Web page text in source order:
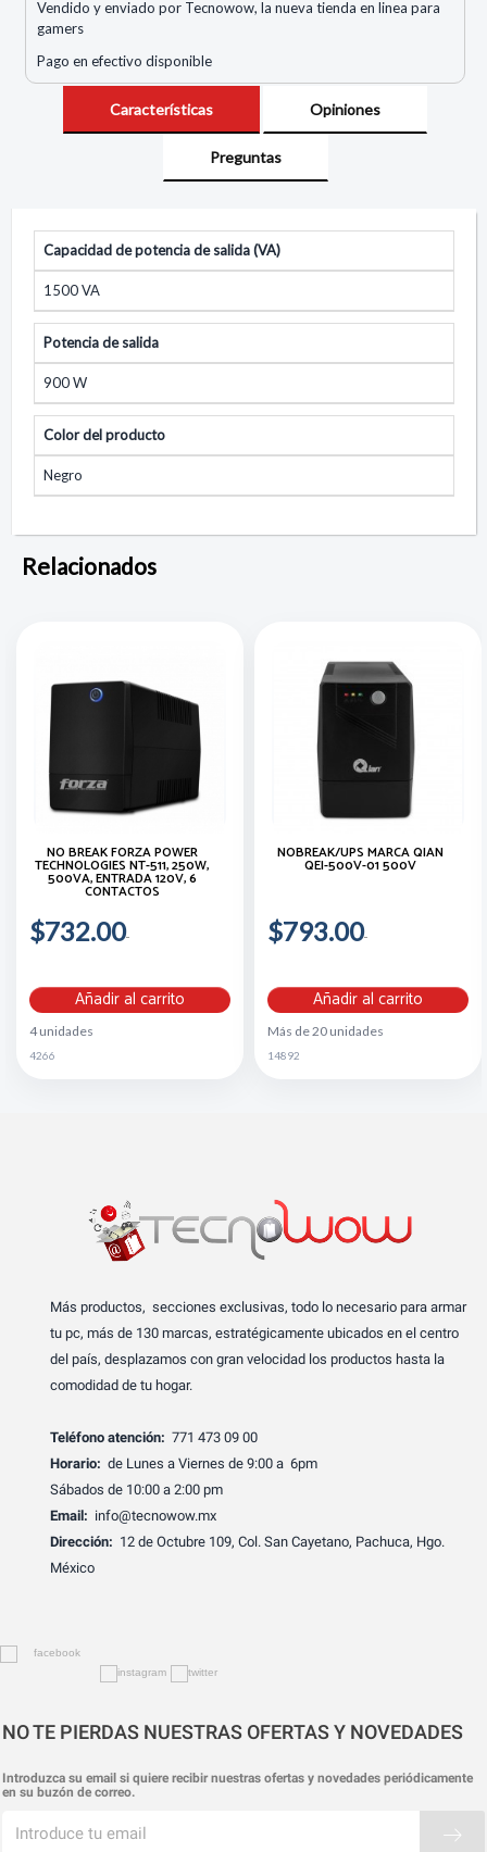
Vendido y enviado por Tecnowow, la nueva tienda en linea para
gamers
Pago en efectivo disponible
Características Opiniones
Preguntas
Capacidad de potencia de salida (VA)
1500 VA
Potencia de salida
900 W
Color del producto
Negro
Relacionados
NO BREAK FORZA POWER
TECHNOLOGIES NT-511, 250W,
500VA, ENTRADA 120V, 6
CONTACTOS
$732.00
Añadir al carrito
4 unidades
4266
NOBREAK/UPS MARCA QIAN
QEI-500V-01 500V
$793.00
Añadir al carrito
Más de 20 unidades
14892
Más productos, secciones exclusivas, todo lo necesario para armar
tu pc, más de 130 marcas, estratégicamente ubicados en el centro
del país, desplazamos con gran velocidad los productos hasta la
comodidad de tu hogar.
Teléfono atención: 771 473 09 00
Horario: de Lunes a Viernes de 9:00 a 6pm
Sábados de 10:00 a 2:00 pm
Email: info@tecnowow.mx
Dirección: 12 de Octubre 109, Col. San Cayetano, Pachuca, Hgo.
México
NO TE PIERDAS NUESTRAS OFERTAS Y NOVEDADES
Introduzca su email si quiere recibir nuestras ofertas y novedades periódicamente
en su buzón de correo.